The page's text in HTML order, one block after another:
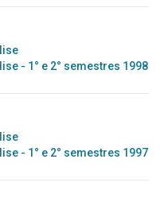
- 1° e 2° semestres 1998
- 1° e 2° semestres 1997